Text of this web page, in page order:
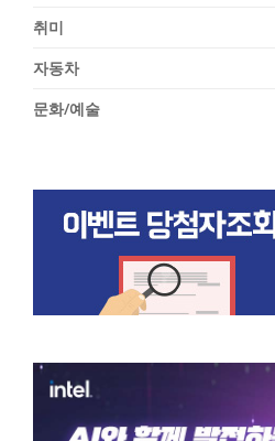
취미
자동차
문화/예술